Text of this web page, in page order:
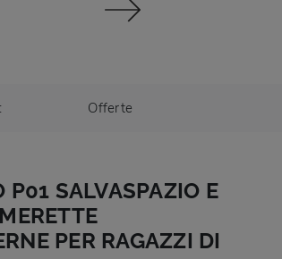
Offerte
P01 SALVASPAZIO E
PER RAGAZZI DI